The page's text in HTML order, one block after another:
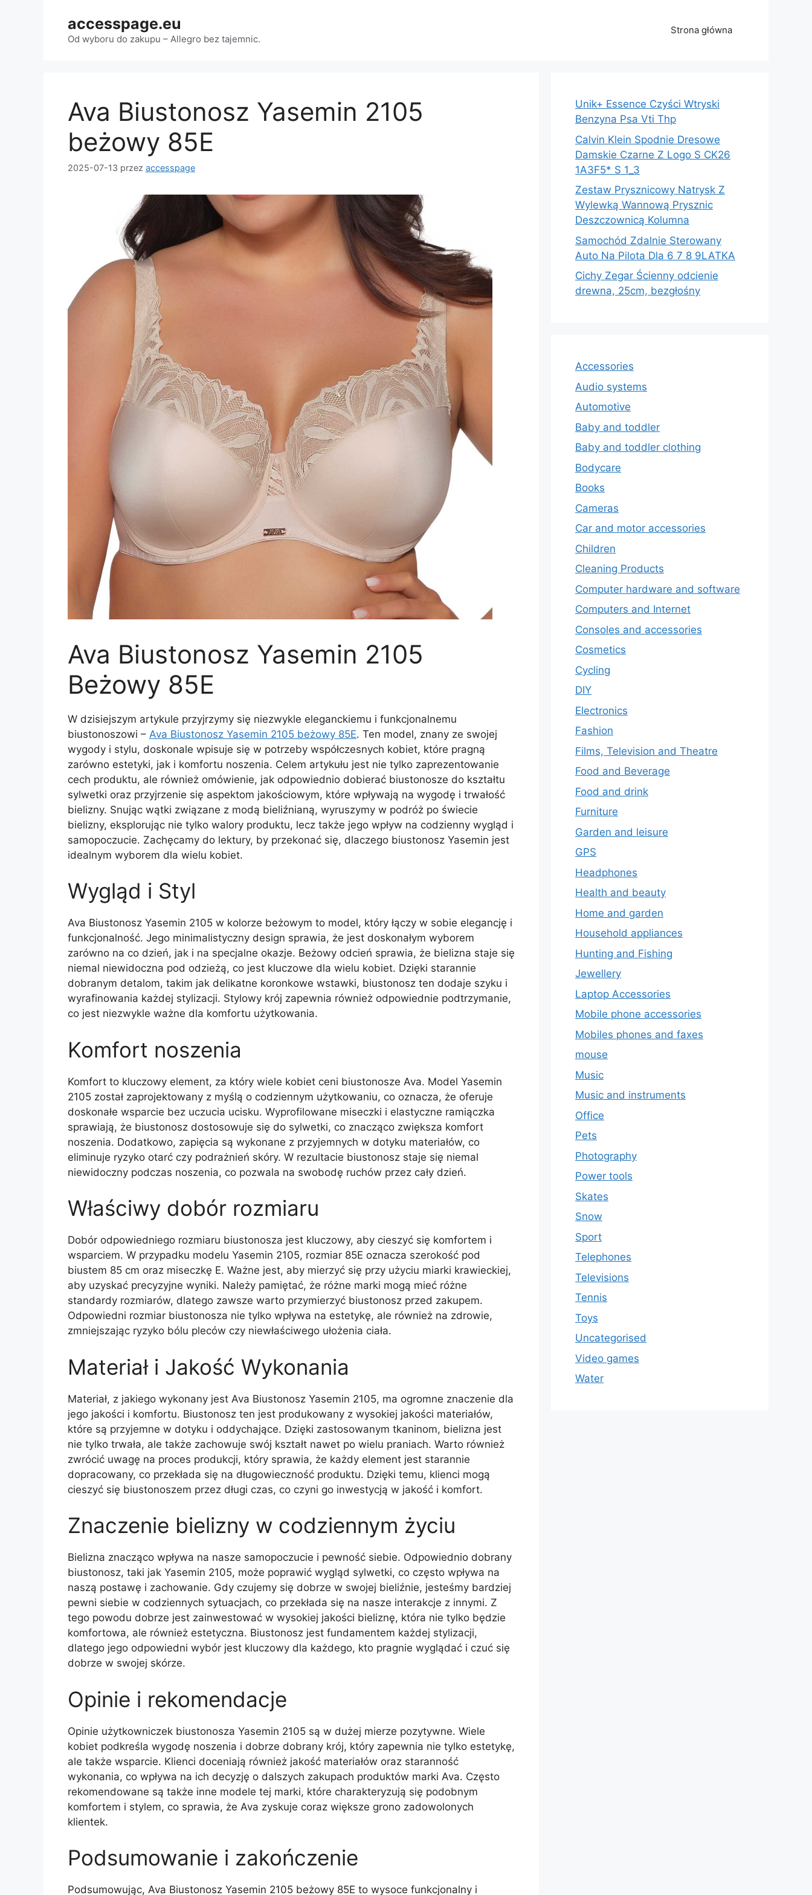
accesspage.eu
Od wyboru do zakupu – Allegro bez tajemnic.
Strona główna
Ava Biustonosz Yasemin 2105
beżowy 85E
2025-07-13 przez accesspage
Ava Biustonosz Yasemin 2105
Beżowy 85E
W dzisiejszym artykule przyjrzymy się niezwykle eleganckiemu i funkcjonalnemu
biustonoszowi – Ava Biustonosz Yasemin 2105 beżowy 85E. Ten model, znany ze swojej
wygody i stylu, doskonale wpisuje się w potrzeby współczesnych kobiet, które pragną
zarówno estetyki, jak i komfortu noszenia. Celem artykułu jest nie tylko zaprezentowanie
cech produktu, ale również omówienie, jak odpowiednio dobierać biustonosze do kształtu
sylwetki oraz przyjrzenie się aspektom jakościowym, które wpływają na wygodę i trwałość
bielizny. Snując wątki związane z modą bieliźnianą, wyruszymy w podróż po świecie
bielizny, eksplorując nie tylko walory produktu, lecz także jego wpływ na codzienny wygląd i
samopoczucie. Zachęcamy do lektury, by przekonać się, dlaczego biustonosz Yasemin jest
idealnym wyborem dla wielu kobiet.
Wygląd i Styl
Ava Biustonosz Yasemin 2105 w kolorze beżowym to model, który łączy w sobie elegancję i
funkcjonalność. Jego minimalistyczny design sprawia, że jest doskonałym wyborem
zarówno na co dzień, jak i na specjalne okazje. Beżowy odcień sprawia, że bielizna staje się
niemal niewidoczna pod odzieżą, co jest kluczowe dla wielu kobiet. Dzięki starannie
dobranym detalom, takim jak delikatne koronkowe wstawki, biustonosz ten dodaje szyku i
wyrafinowania każdej stylizacji. Stylowy krój zapewnia również odpowiednie podtrzymanie,
co jest niezwykle ważne dla komfortu użytkowania.
Komfort noszenia
Komfort to kluczowy element, za który wiele kobiet ceni biustonosze Ava. Model Yasemin
2105 został zaprojektowany z myślą o codziennym użytkowaniu, co oznacza, że oferuje
doskonałe wsparcie bez uczucia ucisku. Wyprofilowane miseczki i elastyczne ramiączka
sprawiają, że biustonosz dostosowuje się do sylwetki, co znacząco zwiększa komfort
noszenia. Dodatkowo, zapięcia są wykonane z przyjemnych w dotyku materiałów, co
eliminuje ryzyko otarć czy podrażnień skóry. W rezultacie biustonosz staje się niemal
niewidoczny podczas noszenia, co pozwala na swobodę ruchów przez cały dzień.
Właściwy dobór rozmiaru
Dobór odpowiedniego rozmiaru biustonosza jest kluczowy, aby cieszyć się komfortem i
wsparciem. W przypadku modelu Yasemin 2105, rozmiar 85E oznacza szerokość pod
biustem 85 cm oraz miseczkę E. Ważne jest, aby mierzyć się przy użyciu miarki krawieckiej,
aby uzyskać precyzyjne wyniki. Należy pamiętać, że różne marki mogą mieć różne
standardy rozmiarów, dlatego zawsze warto przymierzyć biustonosz przed zakupem.
Odpowiedni rozmiar biustonosza nie tylko wpływa na estetykę, ale również na zdrowie,
zmniejszając ryzyko bólu pleców czy niewłaściwego ułożenia ciała.
Materiał i Jakość Wykonania
Materiał, z jakiego wykonany jest Ava Biustonosz Yasemin 2105, ma ogromne znaczenie dla
jego jakości i komfortu. Biustonosz ten jest produkowany z wysokiej jakości materiałów,
które są przyjemne w dotyku i oddychające. Dzięki zastosowanym tkaninom, bielizna jest
nie tylko trwała, ale także zachowuje swój kształt nawet po wielu praniach. Warto również
zwrócić uwagę na proces produkcji, który sprawia, że każdy element jest starannie
dopracowany, co przekłada się na długowieczność produktu. Dzięki temu, klienci mogą
cieszyć się biustonoszem przez długi czas, co czyni go inwestycją w jakość i komfort.
Znaczenie bielizny w codziennym życiu
Bielizna znacząco wpływa na nasze samopoczucie i pewność siebie. Odpowiednio dobrany
biustonosz, taki jak Yasemin 2105, może poprawić wygląd sylwetki, co często wpływa na
naszą postawę i zachowanie. Gdy czujemy się dobrze w swojej bieliźnie, jesteśmy bardziej
pewni siebie w codziennych sytuacjach, co przekłada się na nasze interakcje z innymi. Z
tego powodu dobrze jest zainwestować w wysokiej jakości bieliznę, która nie tylko będzie
komfortowa, ale również estetyczna. Biustonosz jest fundamentem każdej stylizacji,
dlatego jego odpowiedni wybór jest kluczowy dla każdego, kto pragnie wyglądać i czuć się
dobrze w swojej skórze.
Opinie i rekomendacje
Opinie użytkowniczek biustonosza Yasemin 2105 są w dużej mierze pozytywne. Wiele
kobiet podkreśla wygodę noszenia i dobrze dobrany krój, który zapewnia nie tylko estetykę,
ale także wsparcie. Klienci doceniają również jakość materiałów oraz staranność
wykonania, co wpływa na ich decyzję o dalszych zakupach produktów marki Ava. Często
rekomendowane są także inne modele tej marki, które charakteryzują się podobnym
komfortem i stylem, co sprawia, że Ava zyskuje coraz większe grono zadowolonych
klientek.
Podsumowanie i zakończenie
Podsumowując, Ava Biustonosz Yasemin 2105 beżowy 85E to wysoce funkcjonalny i
Unik+ Essence Czyści Wtryski
Benzyna Psa Vti Thp
Calvin Klein Spodnie Dresowe
Damskie Czarne Z Logo S CK26
1A3F5* S 1_3
Zestaw Prysznicowy Natrysk Z
Wylewką Wannową Prysznic
Deszczownicą Kolumna
Samochód Zdalnie Sterowany
Auto Na Pilota Dla 6 7 8 9LATKA
Cichy Zegar Ścienny odcienie
drewna, 25cm, bezgłośny
Accessories
Audio systems
Automotive
Baby and toddler
Baby and toddler clothing
Bodycare
Books
Cameras
Car and motor accessories
Children
Cleaning Products
Computer hardware and software
Computers and Internet
Consoles and accessories
Cosmetics
Cycling
DIY
Electronics
Fashion
Films, Television and Theatre
Food and Beverage
Food and drink
Furniture
Garden and leisure
GPS
Headphones
Health and beauty
Home and garden
Household appliances
Hunting and Fishing
Jewellery
Laptop Accessories
Mobile phone accessories
Mobiles phones and faxes
mouse
Music
Music and instruments
Office
Pets
Photography
Power tools
Skates
Snow
Sport
Telephones
Televisions
Tennis
Toys
Uncategorised
Video games
Water